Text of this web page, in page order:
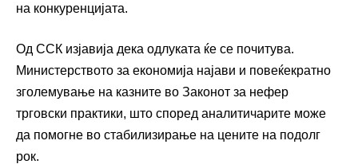
на конкуренцијата.
Од ССК изјавија дека одлуката ќе се почитува.
Министерството за економија најави и повеќекратно
зголемување на казните во Законот за нефер
трговски практики, што според аналитичарите може
да помогне во стабилизирање на цените на подолг
рок.